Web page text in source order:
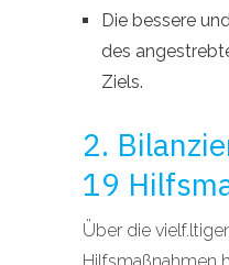
Die bessere
des
Ziels.
2.
19
Über die